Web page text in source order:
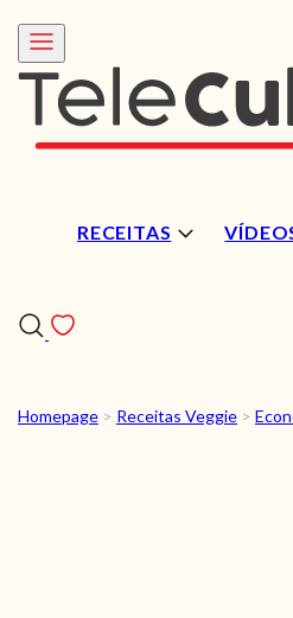
RECEITAS
Homepage > Receitas Veggie >